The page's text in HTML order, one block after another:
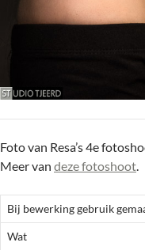
Foto van Resa’s 4e
Meer van deze fotoshoot
Bij bewerking gebruik
Wat